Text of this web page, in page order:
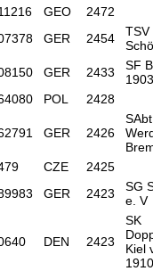
GEO
2472
GER 2454
TSV
GER 2433
SF
POL 2428
GER 2426
CZE
2425
GER 2423
SG
e. V
DEN 2423
SK
Kiel